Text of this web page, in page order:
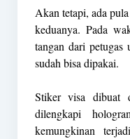
Akan tetapi, ada
keduanya. Pada
tangan dari petugas
sudah bisa dipakai.
Stiker visa dibuat
dilengkapi
kemungkinan